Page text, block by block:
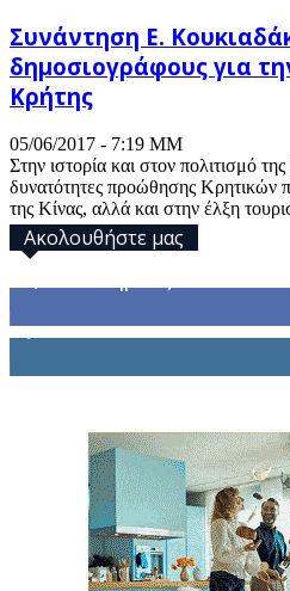
Συνάντηση Ε.
δημοσιογράφους για
Κρήτης
05/06/2017 - 7:19 ΜΜ
Στην ιστορία και στον πολιτισμό
δυνατότητες προώθησης Κρητικών
της Κίνας, αλλά και στην έλξη
Ακολουθήστε μας